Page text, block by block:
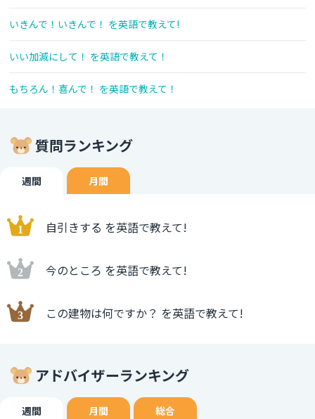
いきんで！いきんで！ を英語で教えて!
いい加減にして！ を英語で教えて！
もちろん！喜んで！ を英語で教えて！
質問ランキング
週間 月間
自引きする を英語で教えて!
今のところ を英語で教えて!
この建物は何ですか？ を英語で教えて!
アドバイザーランキング
週間 月間 総合